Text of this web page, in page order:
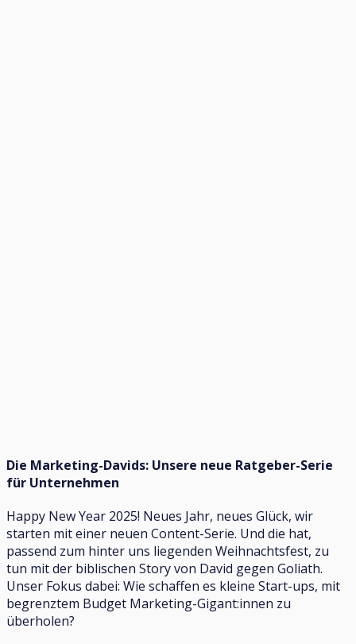
Die Marketing-Davids: Unsere neue Ratgeber-Serie
für Unternehmen
Happy New Year 2025! Neues Jahr, neues Glück, wir
starten mit einer neuen Content-Serie. Und die hat,
passend zum hinter uns liegenden Weihnachtsfest, zu
tun mit der biblischen Story von David gegen Goliath.
Unser Fokus dabei: Wie schaffen es kleine Start-ups, mit
begrenztem Budget Marketing-Gigant:innen zu
überholen?